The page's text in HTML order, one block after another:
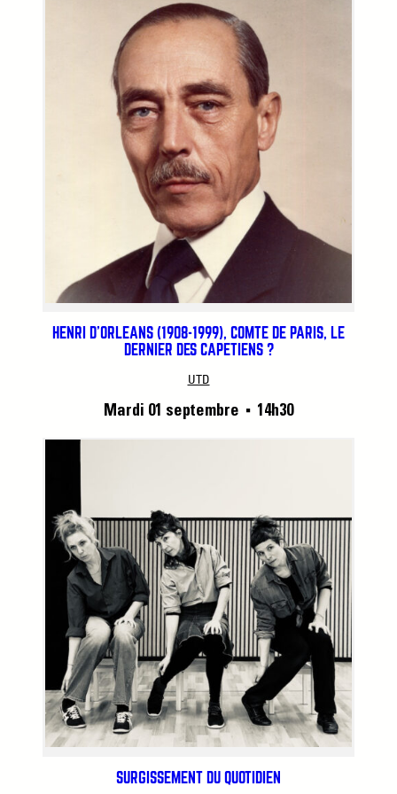
HENRI D’ORLÉANS (1908-1999), COMTE DE PARIS, LE
DERNIER DES CAPÉTIENS ?
UTD
Mardi 01 septembre ■ 14h30
SURGISSEMENT DU QUOTIDIEN